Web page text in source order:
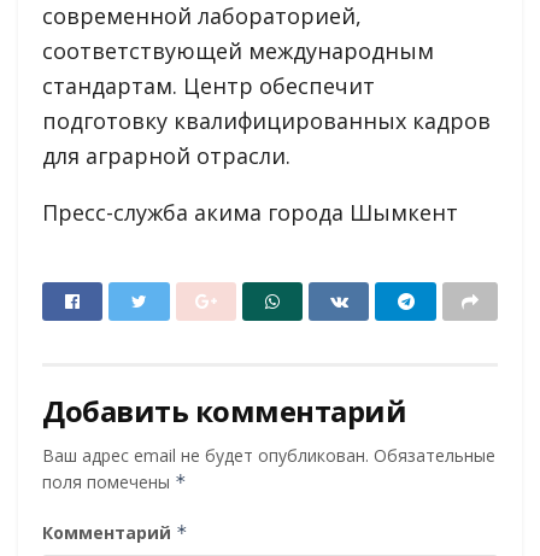
современной лабораторией,
соответствующей международным
стандартам. Центр обеспечит
подготовку квалифицированных кадров
для аграрной отрасли.
Пресс-служба акима города Шымкент
Добавить комментарий
Ваш адрес email не будет опубликован. Обязательные
поля помечены *
Комментарий *